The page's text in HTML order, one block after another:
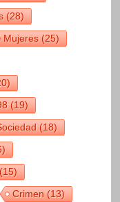
(28)
Mujeres(25)
(19)
(18)
Crimen(13)